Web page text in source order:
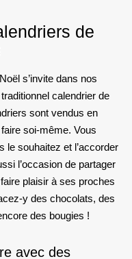
de
s’invite dans nos
calendrier de
sont vendus en
soi-même. Vous
le souhaitez et l’accorder
l’occasion de partager
plaisir à ses proches
y des chocolats, des
des bougies !
avec des